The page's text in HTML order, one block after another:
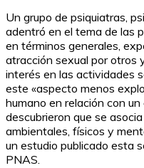
Un grupo de psiquiatras,
adentró en el tema de las
en términos generales,
atracción sexual por otros
interés en las actividades
este «aspecto menos
humano en relación con
descubrieron que se
ambientales, físicos y
un estudio publicado esta
PNAS.